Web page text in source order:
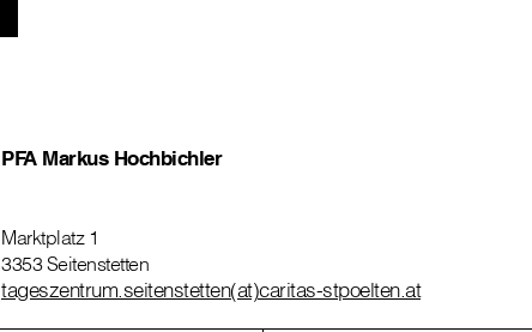
PFA Markus Hochbichler
Marktplatz 1
3353 Seitenstetten
tageszentrum.seitenstetten(at)caritas-stpoelten.at